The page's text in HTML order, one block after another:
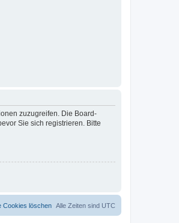
zuzugreifen. Die Board-
Sie sich registrieren. Bitte
Alle Zeiten sind UTC
Cookies löschen